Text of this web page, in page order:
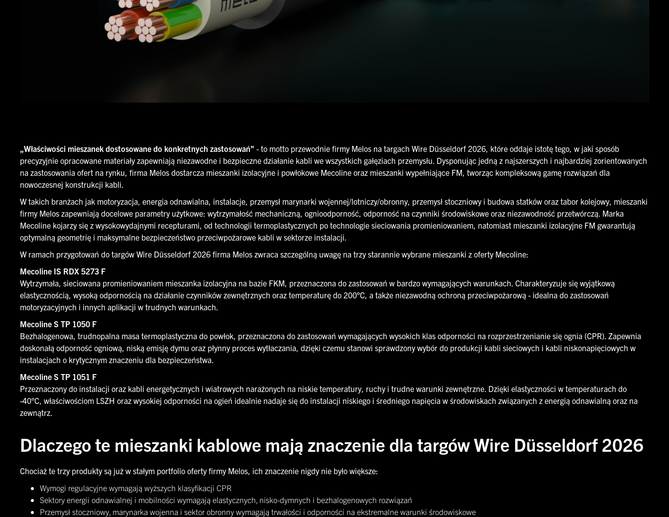
„Właściwości mieszanek dostosowane do konkretnych zastosowań” - to motto przewodnie firmy Melos na targach Wire Düsseldorf 2026, które oddaje istotę tego, w jaki sposób
precyzyjnie opracowane materiały zapewniają niezawodne i bezpieczne działanie kabli we wszystkich gałęziach przemysłu. Dysponując jedną z najszerszych i najbardziej zorientowanych
na zastosowania ofert na rynku, firma Melos dostarcza mieszanki izolacyjne i powłokowe Mecoline oraz mieszanki wypełniające FM, tworząc kompleksową gamę rozwiązań dla
nowoczesnej konstrukcji kabli.
W takich branżach jak motoryzacja, energia odnawialna, instalacje, przemysł marynarki wojennej/lotniczy/obronny, przemysł stoczniowy i budowa statków oraz tabor kolejowy, mieszanki
firmy Melos zapewniają docelowe parametry użytkowe: wytrzymałość mechaniczną, ognioodporność, odporność na czynniki środowiskowe oraz niezawodność przetwórczą. Marka
Mecoline kojarzy się z wysokowydajnymi recepturami, od technologii termoplastycznych po technologie sieciowania promieniowaniem, natomiast mieszanki izolacyjne FM gwarantują
optymalną geometrię i maksymalne bezpieczeństwo przeciwpożarowe kabli w sektorze instalacji.
W ramach przygotowań do targów Wire Düsseldorf 2026 firma Melos zwraca szczególną uwagę na trzy starannie wybrane mieszanki z oferty Mecoline:
Mecoline IS RDX 5273 F
Wytrzymała, sieciowana promieniowaniem mieszanka izolacyjna na bazie FKM, przeznaczona do zastosowań w bardzo wymagających warunkach. Charakteryzuje się wyjątkową
elastycznością, wysoką odpornością na działanie czynników zewnętrznych oraz temperaturę do 200°C, a także niezawodną ochroną przeciwpożarową - idealna do zastosowań
motoryzacyjnych i innych aplikacji w trudnych warunkach.
Mecoline S TP 1050 F
Bezhalogenowa, trudnopalna masa termoplastyczna do powłok, przeznaczona do zastosowań wymagających wysokich klas odporności na rozprzestrzenianie się ognia (CPR). Zapewnia
doskonałą odporność ogniową, niską emisję dymu oraz płynny proces wytłaczania, dzięki czemu stanowi sprawdzony wybór do produkcji kabli sieciowych i kabli niskonapięciowych w
instalacjach o krytycznym znaczeniu dla bezpieczeństwa.
Mecoline S TP 1051 F
Przeznaczony do instalacji oraz kabli energetycznych i wiatrowych narażonych na niskie temperatury, ruchy i trudne warunki zewnętrzne. Dzięki elastyczności w temperaturach do
-40°C, właściwościom LSZH oraz wysokiej odporności na ogień idealnie nadaje się do instalacji niskiego i średniego napięcia w środowiskach związanych z energią odnawialną oraz na
zewnątrz.
Dlaczego te mieszanki kablowe mają znaczenie dla targów Wire Düsseldorf 2026
Chociaż te trzy produkty są już w stałym portfolio oferty firmy Melos, ich znaczenie nigdy nie było większe:
Wymogi regulacyjne wymagają wyższych klasyfikacji CPR
Sektory energii odnawialnej i mobilności wymagają elastycznych, nisko-dymnych i bezhalogenowych rozwiązań
Przemysł stoczniowy, marynarka wojenna i sektor obronny wymagają trwałości i odporności na ekstremalne warunki środowiskowe